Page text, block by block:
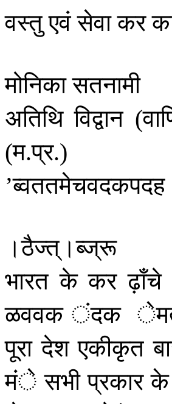
वस्तुएवंसेवाकर
मोनिकासतनामी
अतिथि विद्वान(
(म.प्र.)
’ब्वततमेचवदकपदह
।ठैज्त्।ब्ज्रू
भारत के कर ढ़ाँचे
ळववक ंदक
पूरा देश एकीकृत
मंे सभी प्रकार के